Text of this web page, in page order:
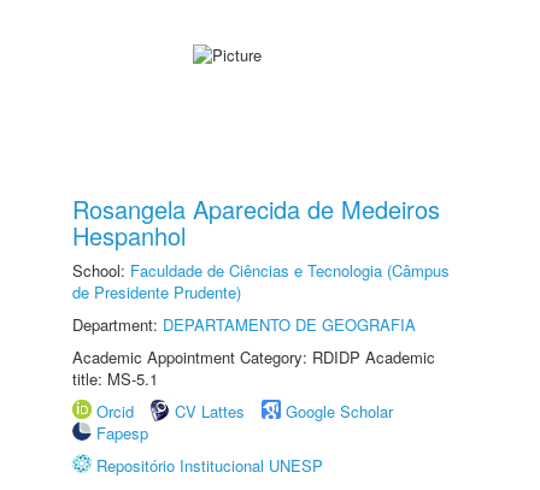
Rosangela Aparecida de Medeiros
Hespanhol
School: Faculdade de Ciências e Tecnologia (Câmpus
de Presidente Prudente)
Department: DEPARTAMENTO DE GEOGRAFIA
Academic Appointment Category: RDIDP Academic
title: MS-5.1
Orcid
CV Lattes
Google Scholar
Fapesp
Repositório Institucional UNESP